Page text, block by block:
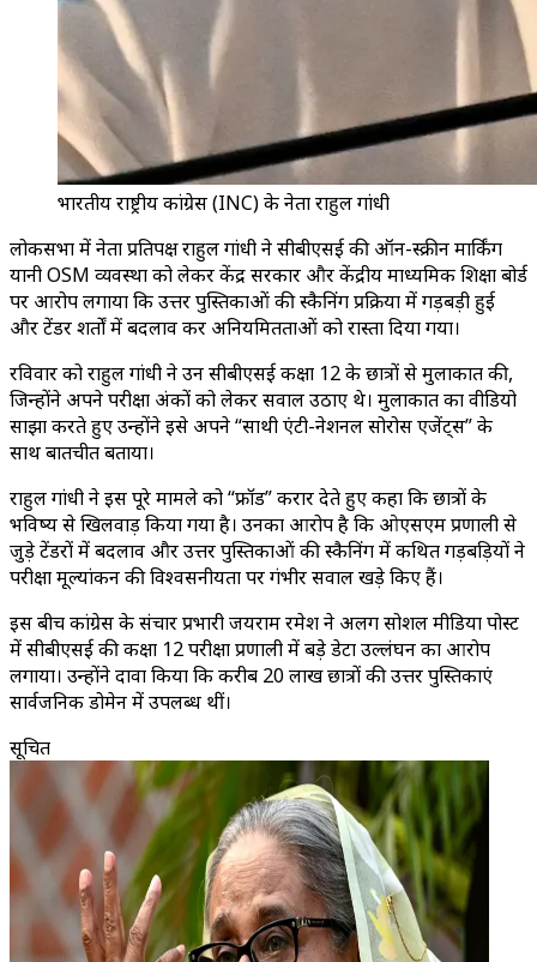
भारतीय राष्ट्रीय कांग्रेस (INC) के नेता राहुल गांधी
लोकसभा में नेता प्रतिपक्ष राहुल गांधी ने सीबीएसई की ऑन-स्क्रीन मार्किंग
यानी OSM व्यवस्था को लेकर केंद्र सरकार और केंद्रीय माध्यमिक शिक्षा बोर्ड
पर आरोप लगाया कि उत्तर पुस्तिकाओं की स्कैनिंग प्रक्रिया में गड़बड़ी हुई
और टेंडर शर्तों में बदलाव कर अनियमितताओं को रास्ता दिया गया।
रविवार को राहुल गांधी ने उन सीबीएसई कक्षा 12 के छात्रों से मुलाकात की,
जिन्होंने अपने परीक्षा अंकों को लेकर सवाल उठाए थे। मुलाकात का वीडियो
साझा करते हुए उन्होंने इसे अपने “साथी एंटी-नेशनल सोरोस एजेंट्स” के
साथ बातचीत बताया।
राहुल गांधी ने इस पूरे मामले को “फ्रॉड” करार देते हुए कहा कि छात्रों के
भविष्य से खिलवाड़ किया गया है। उनका आरोप है कि ओएसएम प्रणाली से
जुड़े टेंडरों में बदलाव और उत्तर पुस्तिकाओं की स्कैनिंग में कथित गड़बड़ियों ने
परीक्षा मूल्यांकन की विश्वसनीयता पर गंभीर सवाल खड़े किए हैं।
इस बीच कांग्रेस के संचार प्रभारी जयराम रमेश ने अलग सोशल मीडिया पोस्ट
में सीबीएसई की कक्षा 12 परीक्षा प्रणाली में बड़े डेटा उल्लंघन का आरोप
लगाया। उन्होंने दावा किया कि करीब 20 लाख छात्रों की उत्तर पुस्तिकाएं
सार्वजनिक डोमेन में उपलब्ध थीं।
सूचित